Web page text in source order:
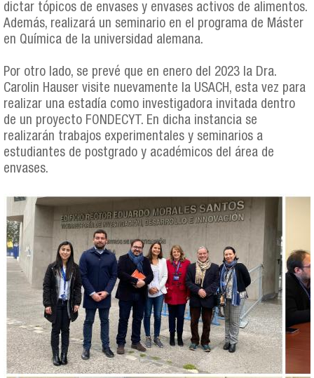
dictar tópicos de envases y envases activos de alimentos.
Además, realizará un seminario en el programa de Máster
en Química de la universidad alemana.
Por otro lado, se prevé que en enero del 2023 la Dra.
Carolin Hauser visite nuevamente la USACH, esta vez para
realizar una estadía como investigadora invitada dentro
de un proyecto FONDECYT. En dicha instancia se
realizarán trabajos experimentales y seminarios a
estudiantes de postgrado y académicos del área de
envases.
th_nuremberg_collage.jpg